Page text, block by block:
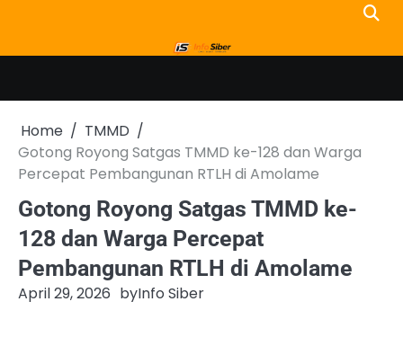
content
Home
TMMD
Gotong Royong Satgas TMMD ke-128 dan Warga
Percepat Pembangunan RTLH di Amolame
Gotong Royong Satgas TMMD ke-
128 dan Warga Percepat
Pembangunan RTLH di Amolame
April 29, 2026 byInfo Siber